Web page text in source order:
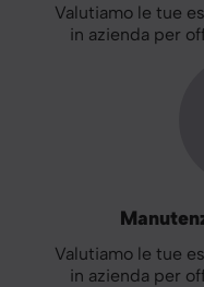
Valutiamo le tue
in azienda per
Valutiamo le tue
in azienda per